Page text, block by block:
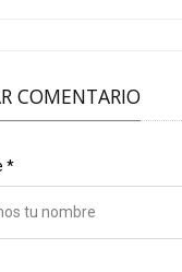
COMENTARIO
*